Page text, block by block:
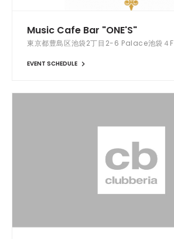
Music Cafe Bar "ONE'S"
東京都豊島区池袋2丁目2-6 Palace池袋４F
EVENT SCHEDULE